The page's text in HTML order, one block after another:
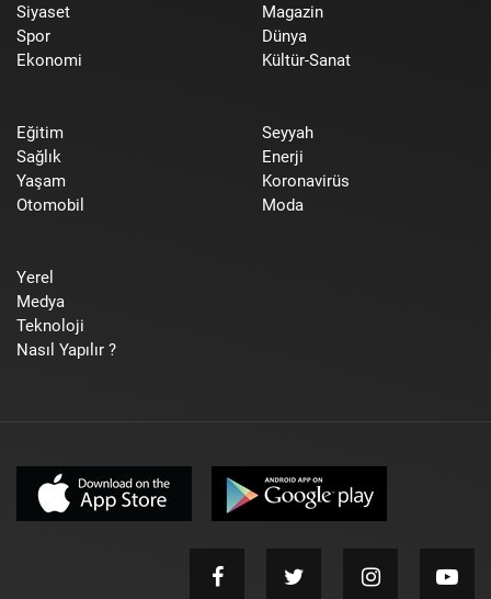
Siyaset
Spor
Ekonomi
Magazin
Dünya
Kültür-Sanat
Eğitim
Sağlık
Yaşam
Otomobil
Seyyah
Enerji
Koronavirüs
Moda
Yerel
Medya
Teknoloji
Nasıl Yapılır ?